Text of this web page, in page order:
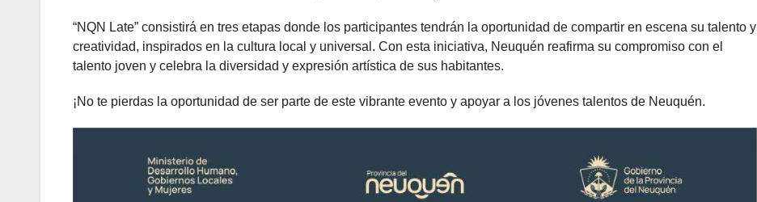
“NQN Late” consistirá en tres etapas donde los participantes tendrán la oportunidad de compartir en escena su talento y
creatividad, inspirados en la cultura local y universal. Con esta iniciativa, Neuquén reafirma su compromiso con el
talento joven y celebra la diversidad y expresión artística de sus habitantes.
¡No te pierdas la oportunidad de ser parte de este vibrante evento y apoyar a los jóvenes talentos de Neuquén.